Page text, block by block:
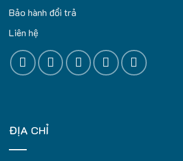
Bảo hành đổi trả
Liên hệ
ĐỊA CHỈ